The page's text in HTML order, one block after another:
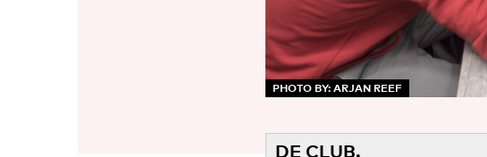
PHOTO BY: ARJAN REEF
DE CLUB.